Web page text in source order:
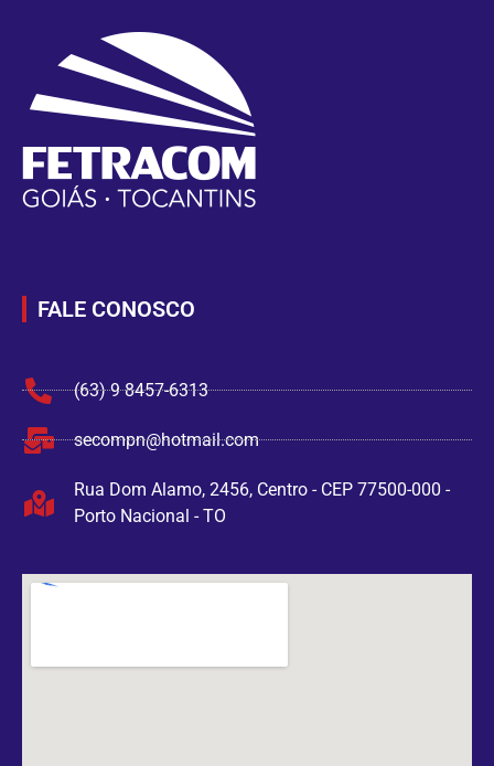
FALE CONOSCO
(63) 9 8457-6313
secompn@hotmail.com
Rua Dom Alamo, 2456, Centro - CEP 77500-000 -
Porto Nacional - TO